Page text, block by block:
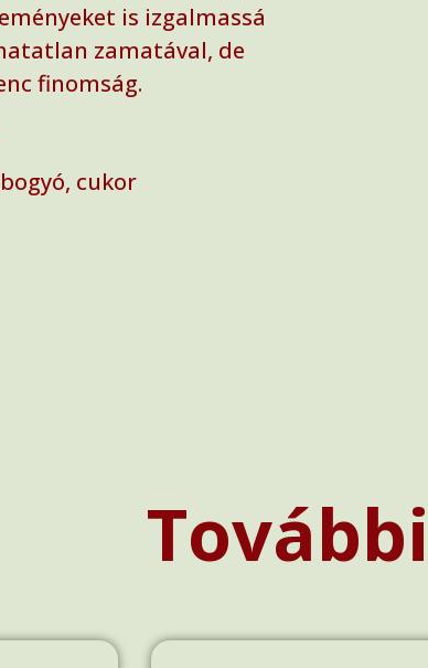
is izgalmassá
zamatával, de
finomság.
cukor